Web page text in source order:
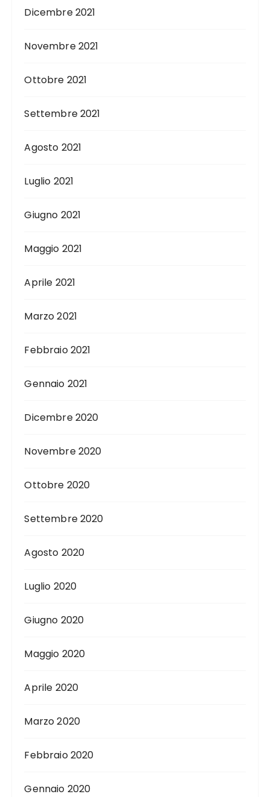
Dicembre 2021
Novembre 2021
Ottobre 2021
Settembre 2021
Agosto 2021
Luglio 2021
Giugno 2021
Maggio 2021
Aprile 2021
Marzo 2021
Febbraio 2021
Gennaio 2021
Dicembre 2020
Novembre 2020
Ottobre 2020
Settembre 2020
Agosto 2020
Luglio 2020
Giugno 2020
Maggio 2020
Aprile 2020
Marzo 2020
Febbraio 2020
Gennaio 2020